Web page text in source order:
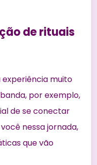
de rituais
experiência muito
por exemplo,
de se conectar
nessa jornada,
que vão